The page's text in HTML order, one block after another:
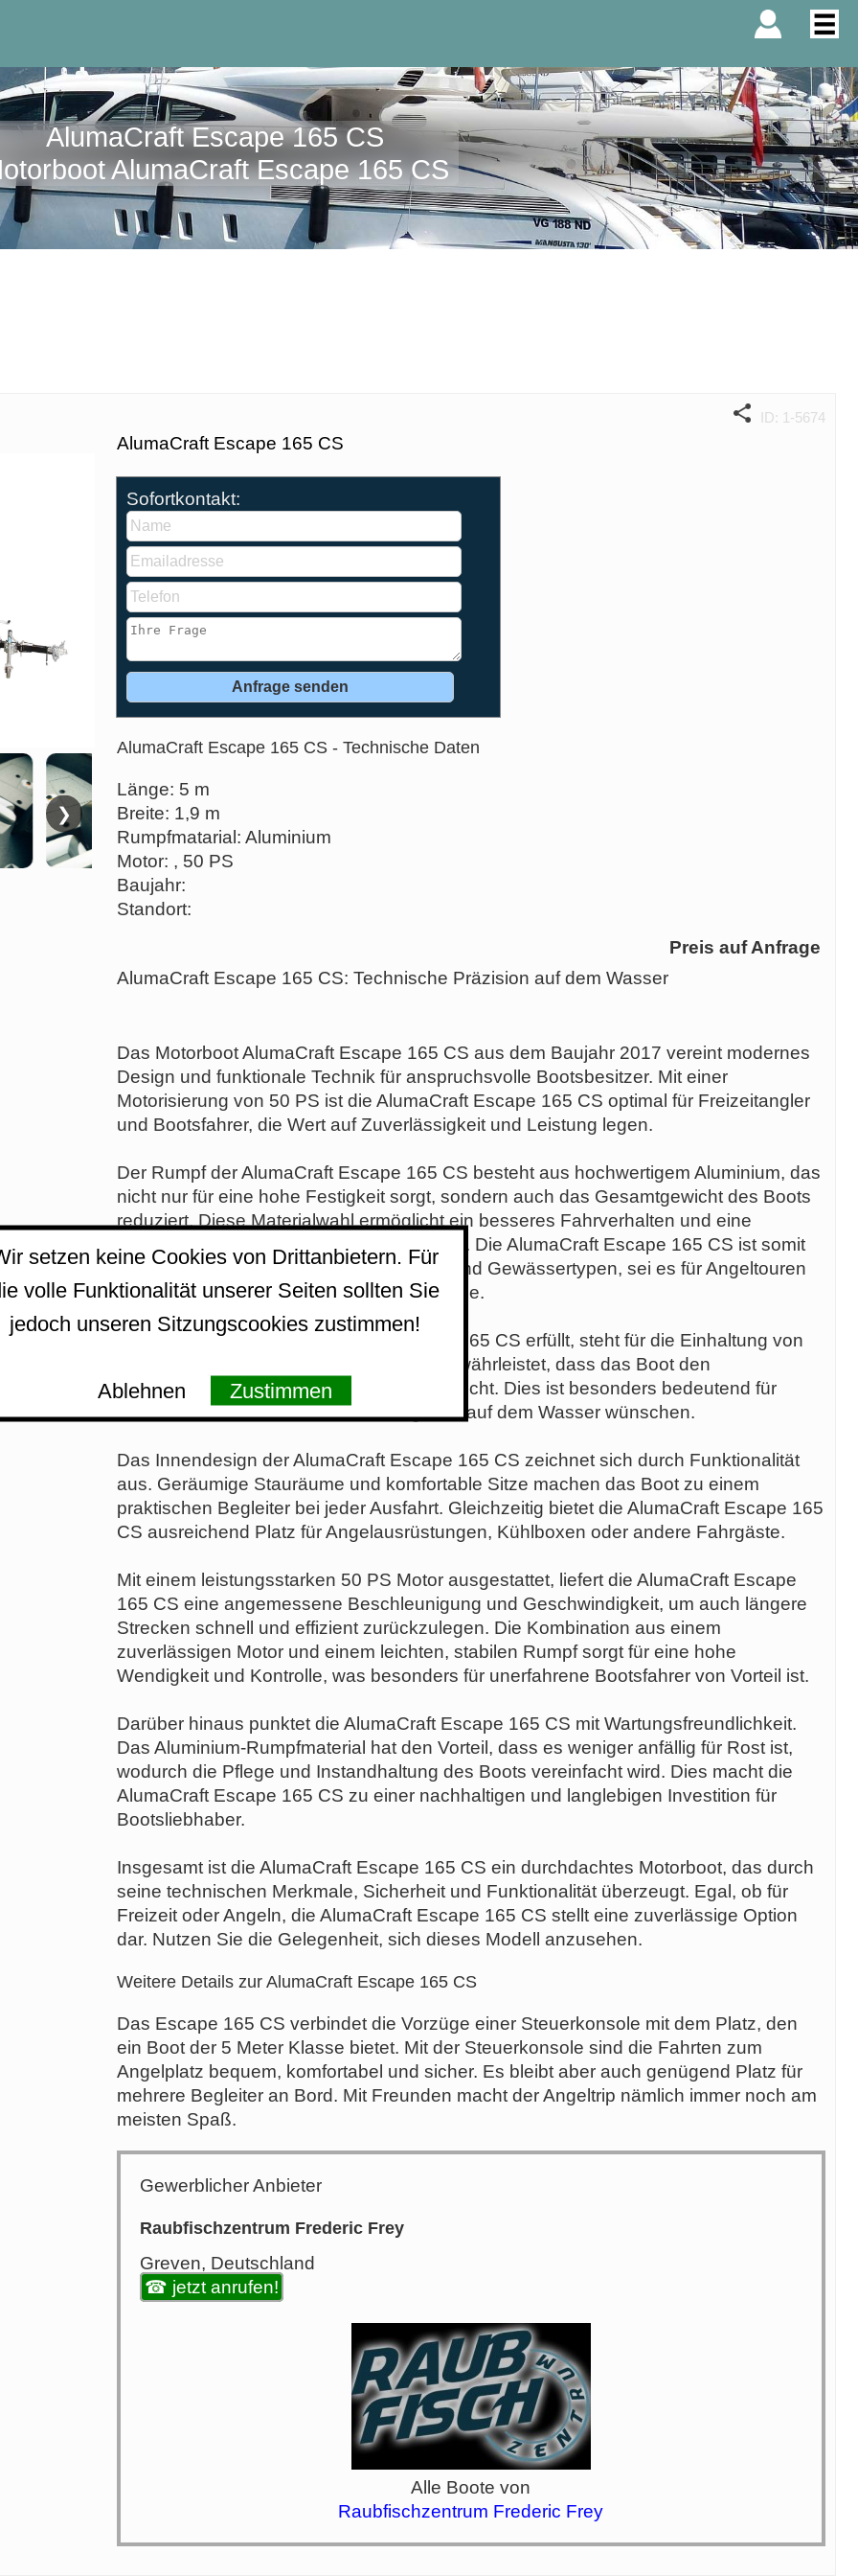
AlumaCraft Escape 165 CS
AlumaCraft Escape 165 CS
ID: 1-5674
❯
AlumaCraft Escape 165 CS
Sofortkontakt:
AlumaCraft Escape 165 CS - Technische Daten
Länge: 5 m
Breite: 1,9 m
Rumpfmatarial: Aluminium
Motor: , 50 PS
Baujahr:
Standort:
Preis auf Anfrage
AlumaCraft Escape 165 CS: Technische Präzision auf dem Wasser
Das Motorboot AlumaCraft Escape 165 CS aus dem Baujahr 2017 vereint modernes
Design und funktionale Technik für anspruchsvolle Bootsbesitzer. Mit einer
Motorisierung von 50 PS ist die AlumaCraft Escape 165 CS optimal für Freizeitangler
und Bootsfahrer, die Wert auf Zuverlässigkeit und Leistung legen.
Der Rumpf der AlumaCraft Escape 165 CS besteht aus hochwertigem Aluminium, das
nicht nur für eine hohe Festigkeit sorgt, sondern auch das Gesamtgewicht des Boots
reduziert. Diese Materialwahl ermöglicht ein besseres Fahrverhalten und eine
verbesserte Handhabung auf dem Wasser. Die AlumaCraft Escape 165 CS ist somit
ideal für unterschiedliche Anwendungen und Gewässertypen, sei es für Angeltouren
oder entspannende Ausflüge mit der Familie.
Die CE-Norm, die die AlumaCraft Escape 165 CS erfüllt, steht für die Einhaltung von
sicherheitsrelevanten Vorschriften und gewährleistet, dass das Boot den
europäischen Sicherheitsstandards entspricht. Dies ist besonders bedeutend für
Bootsbesitzer, die ein sicheres Fahrgefühl auf dem Wasser wünschen.
Das Innendesign der AlumaCraft Escape 165 CS zeichnet sich durch Funktionalität
aus. Geräumige Stauräume und komfortable Sitze machen das Boot zu einem
praktischen Begleiter bei jeder Ausfahrt. Gleichzeitig bietet die AlumaCraft Escape 165
CS ausreichend Platz für Angelausrüstungen, Kühlboxen oder andere Fahrgäste.
Mit einem leistungsstarken 50 PS Motor ausgestattet, liefert die AlumaCraft Escape
165 CS eine angemessene Beschleunigung und Geschwindigkeit, um auch längere
Strecken schnell und effizient zurückzulegen. Die Kombination aus einem
zuverlässigen Motor und einem leichten, stabilen Rumpf sorgt für eine hohe
Wendigkeit und Kontrolle, was besonders für unerfahrene Bootsfahrer von Vorteil ist.
Darüber hinaus punktet die AlumaCraft Escape 165 CS mit Wartungsfreundlichkeit.
Das Aluminium-Rumpfmaterial hat den Vorteil, dass es weniger anfällig für Rost ist,
wodurch die Pflege und Instandhaltung des Boots vereinfacht wird. Dies macht die
AlumaCraft Escape 165 CS zu einer nachhaltigen und langlebigen Investition für
Bootsliebhaber.
Insgesamt ist die AlumaCraft Escape 165 CS ein durchdachtes Motorboot, das durch
seine technischen Merkmale, Sicherheit und Funktionalität überzeugt. Egal, ob für
Freizeit oder Angeln, die AlumaCraft Escape 165 CS stellt eine zuverlässige Option
dar. Nutzen Sie die Gelegenheit, sich dieses Modell anzusehen.
Weitere Details zur AlumaCraft Escape 165 CS
Das Escape 165 CS verbindet die Vorzüge einer Steuerkonsole mit dem Platz, den
ein Boot der 5 Meter Klasse bietet. Mit der Steuerkonsole sind die Fahrten zum
Angelplatz bequem, komfortabel und sicher. Es bleibt aber auch genügend Platz für
mehrere Begleiter an Bord. Mit Freunden macht der Angeltrip nämlich immer noch am
meisten Spaß.
Gewerblicher Anbieter
Raubfischzentrum Frederic Frey
Greven, Deutschland
☎ jetzt anrufen!
Alle Boote von
Raubfischzentrum Frederic Frey
setzen keine Cookies von Drittanbietern. Für
volle Funktionalität unserer Seiten sollten Sie
jedoch unseren Sitzungscookies zustimmen!
Ablehnen Zustimmen